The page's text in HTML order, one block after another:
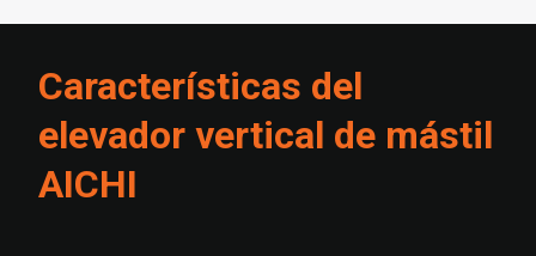
Características del
elevador vertical de mástil
AICHI